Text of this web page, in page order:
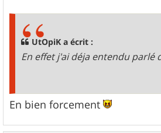
UtOpiK a écrit :
En effet j'ai déja entendu parlé
En bien forcement